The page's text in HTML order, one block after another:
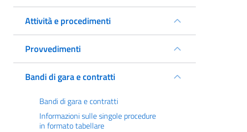
Attività e procedimenti
Provvedimenti
Bandi di gara e contratti
Bandi di gara e contratti
Informazioni sulle singole procedure
in formato tabellare